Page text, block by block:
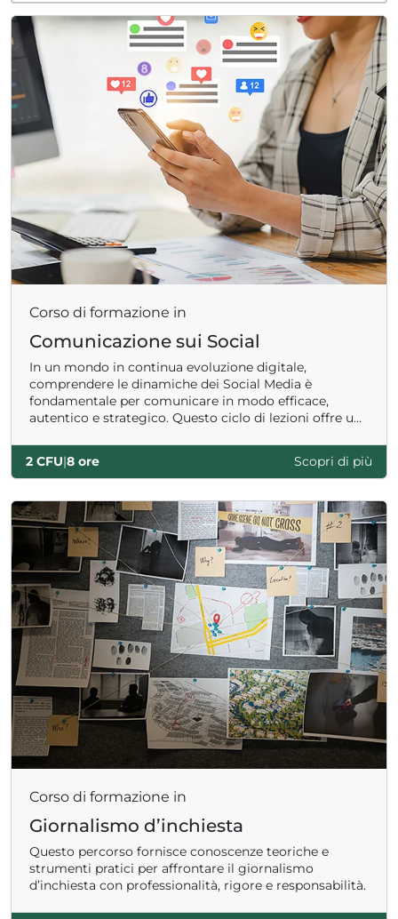
Corso di formazione in
Comunicazione sui Social
In un mondo in continua evoluzione digitale,
comprendere le dinamiche dei Social Media è
fondamentale per comunicare in modo efficace,
autentico e strategico. Questo ciclo di lezioni offre un
piattaforme emergenti e le nuove modalità di
2 CFU|8 ore Scopri di più
Corso di formazione in
Giornalismo d’inchiesta
Questo percorso fornisce conoscenze teoriche e
strumenti pratici per affrontare il giornalismo
d’inchiesta con professionalità, rigore e responsabilità.